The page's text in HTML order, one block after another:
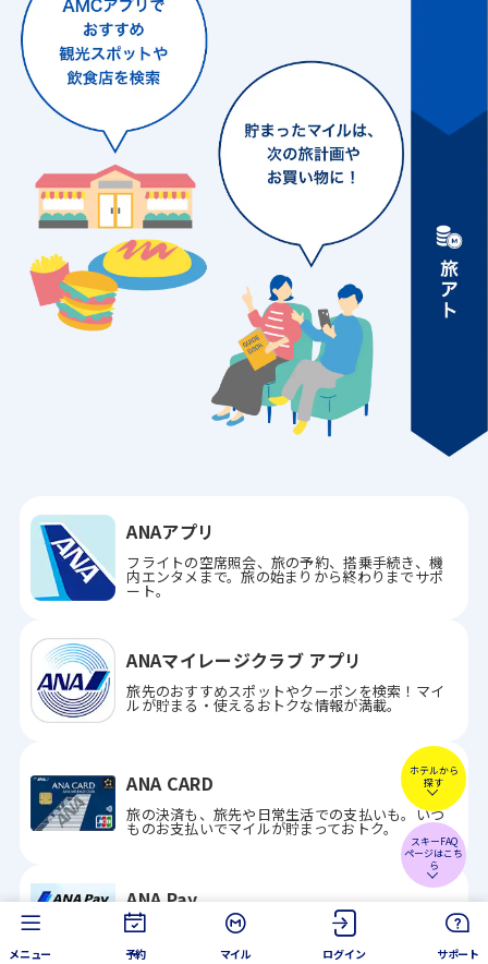
ANAアプリ
フライトの空席照会、旅の予約、搭乗手続き、機
内エンタメまで。旅の始まりから終わりまでサポ
ート。
ANAマイレージクラブ アプリ
旅先のおすすめスポットやクーポンを検索！マイ
ルが貯まる・使えるおトクな情報が満載。
ANA CARD
旅の決済も、旅先や日常生活での支払いも。いつ
ものお支払いでマイルが貯まっておトク。
ANA Pay
旅先でも日常でも支払いをスマートに。店頭でも
オンラインでも、貯まったマイルをチャージして
すぐ使える。
ホテルから
探す
スキーFAQ
ページはこち
ら
メニュー 予約 マイル ログイン サポート